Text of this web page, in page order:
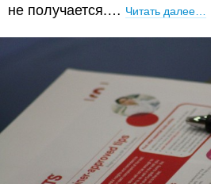
не получается.… Читать далее…